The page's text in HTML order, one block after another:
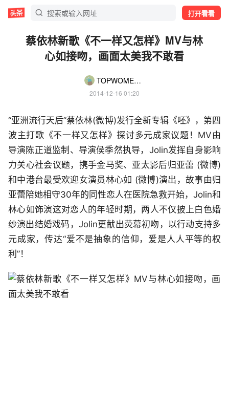
打开看看
蔡依林新歌《不一样又怎样》MV与林
心如接吻，画面太美我不敢看
TOPWOMEN时髦笔记
2014-12-16 01:20
“亚洲流行天后”蔡依林(微博)发行全新专辑《呸》，第四
波主打歌《不一样又怎样》探讨多元成家议题！MV由
导演陈正道监制、导演侯季然执导，Jolin发挥自身影响
力关心社会议题，携手金马奖、亚太影后归亚蕾 (微博)
和中港台最受欢迎女演员林心如 (微博)演出，故事由归
亚蕾陪她相守30年的同性恋人在医院急救开始，Jolin和
林心如饰演这对恋人的年轻时期，两人不仅披上白色婚
纱演出结婚戏码，Jolin更献出荧幕初吻，以行动支持多
元成家，传达“爱不是抽象的信仰，爱是人人平等的权
利”！